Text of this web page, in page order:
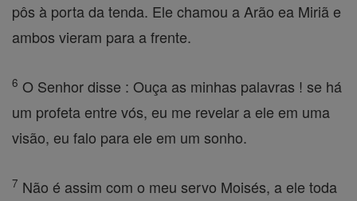
pôs à porta da tenda. Ele chamou a Arão ea Miriã e
ambos vieram para a frente.
6 O Senhor disse : Ouça as minhas palavras ! se há
um profeta entre vós, eu me revelar a ele em uma
visão, eu falo para ele em um sonho.
7 Não é assim com o meu servo Moisés, a ele toda